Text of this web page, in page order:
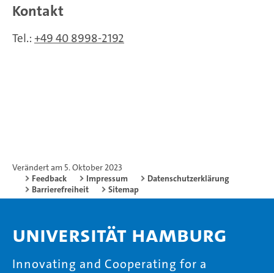
Kontakt
Tel.: +49 40 8998-2192
Verändert am 5. Oktober 2023
Feedback
Impressum
Datenschutzerklärung
Barrierefreiheit
Sitemap
Universität Hamburg
Innovating and Cooperating for a